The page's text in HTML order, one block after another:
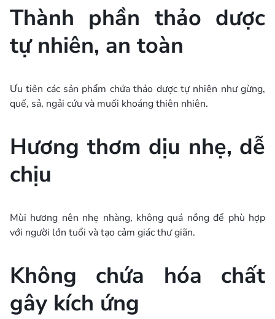
Thành phần thảo dược
tự nhiên, an toàn
Ưu tiên các sản phẩm chứa thảo dược tự nhiên như gừng,
quế, sả, ngải cứu và muối khoáng thiên nhiên.
Hương thơm dịu nhẹ, dễ
chịu
Mùi hương nên nhẹ nhàng, không quá nồng để phù hợp
với người lớn tuổi và tạo cảm giác thư giãn.
Không chứa hóa chất
gây kích ứng